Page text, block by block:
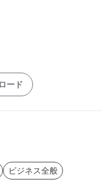
ード
ビジネス全般